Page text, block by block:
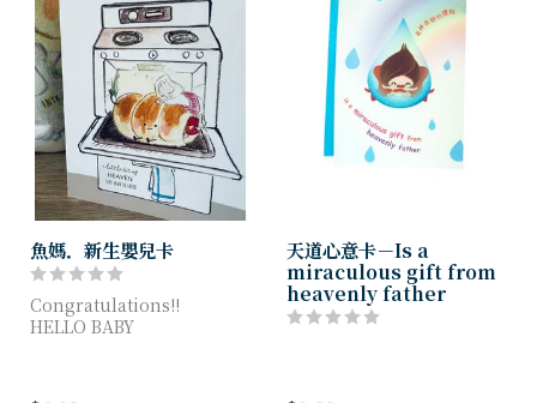
魚媽．新生嬰兒卡
Congratulations!!
HELLO BABY
天道心意卡－Is a
miraculous gift from
heavenly father